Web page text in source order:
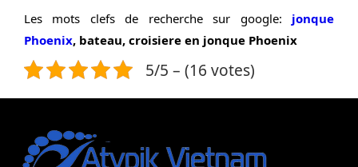
Les mots clefs de recherche sur google: jonque
Phoenix, bateau, croisiere en jonque Phoenix
5/5 – (16 votes)